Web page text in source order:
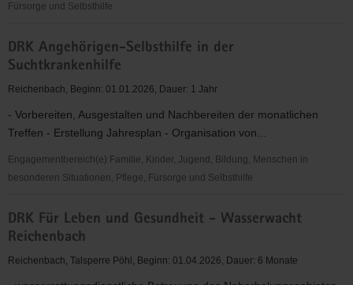
Fürsorge und Selbsthilfe
Selbsthilfegruppenarbeit
-
"Trockene
DRK Angehörigen-Selbsthilfe in der
Suchtkrankenhilfe
Reichenbach, Beginn: 01.01.2026, Dauer: 1 Jahr
- Vorbereiten, Ausgestalten und Nachbereiten der monatlichen
Treffen - Erstellung Jahresplan - Organisation von...
Engagementbereich(e) Familie, Kinder, Jugend, Bildung, Menschen in
besonderen Situationen, Pflege, Fürsorge und Selbsthilfe
Angehörigen-
Selbsthilfe
in
DRK Für Leben und Gesundheit - Wasserwacht
Reichenbach
Reichenbach, Talsperre Pöhl, Beginn: 01.04.2026, Dauer: 6 Monate